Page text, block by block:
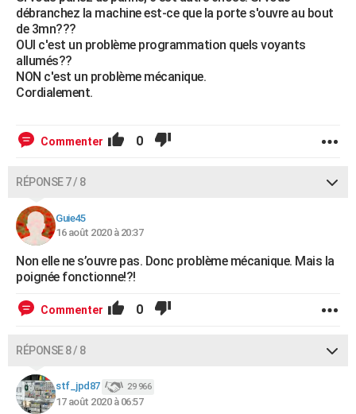
débranchez la machine est-ce que la porte s'ouvre au bout
de 3mn???
OUI c'est un problème programmation quels voyants
allumés??
NON c'est un problème mécanique.
Cordialement.
Commenter 0
RÉPONSE 7 / 8
Guie45
16 août 2020 à 20:37
Non elle ne s’ouvre pas. Donc problème mécanique. Mais la
poignée fonctionne!?!
Commenter 0
RÉPONSE 8 / 8
stf_jpd87 29 966
17 août 2020 à 06:57